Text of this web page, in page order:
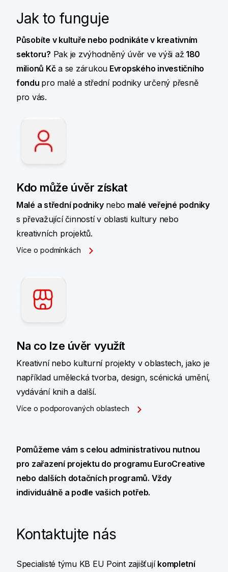
Jak to funguje
Působíte v kultuře nebo podnikáte v kreativním
sektoru? Pak je zvýhodněný úvěr ve výši až 180
milionů Kča se zárukou Evropského investičního
fondu pro malé a střední podniky určený přesně
pro vás.
Kdo může úvěr získat
Malé a střední podnikynebo malé veřejné podniky
s převažující činností v oblasti kultury nebo
kreativních projektů.
Více o podmínkách
Na co lze úvěr využít
Kreativní nebo kulturní projekty v oblastech, jako je
například umělecká tvorba, design, scénická umění,
vydávání knih a další.
Více o podporovaných oblastech
Pomůžeme vám s celou administrativou nutnou
pro zařazení projektu do programu EuroCreative
nebo dalších dotačních programů. Vždy
individuálně a podle vašich potřeb.
Kontaktujte nás
Specialisté týmu KB EU Point zajišťují kompletní